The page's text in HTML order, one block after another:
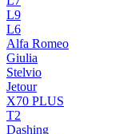
L9
L6
Alfa Romeo
Giulia
Stelvio
Jetour
X70 PLUS
T2
Dashing